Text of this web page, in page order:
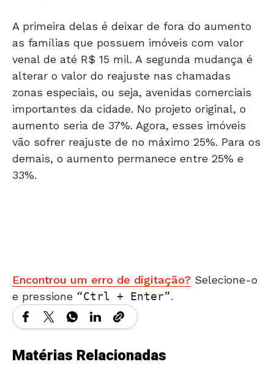
A primeira delas é deixar de fora do aumento
as famílias que possuem imóveis com valor
venal de até R$ 15 mil. A segunda mudança é
alterar o valor do reajuste nas chamadas
zonas especiais, ou seja, avenidas comerciais
importantes da cidade. No projeto original, o
aumento seria de 37%. Agora, esses imóveis
vão sofrer reajuste de no máximo 25%. Para os
demais, o aumento permanece entre 25% e
33%.
Encontrou um erro de digitação? Selecione-o
e pressione
Ctrl + Enter .
Matérias Relacionadas